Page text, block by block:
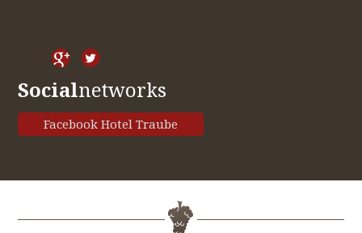
Socialnetworks
Facebook Hotel Traube